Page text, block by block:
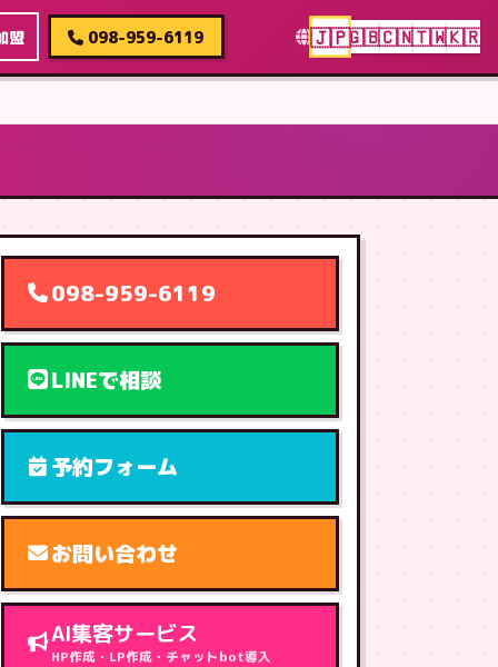
盟 098-959-6119 🇯🇵🇬🇧🇨🇳🇹🇼🇰🇷
098-959-6119
LINEで相談
予約フォーム
お問い合わせ
AI集客サービス
HP作成・LP作成・チャットbot導入